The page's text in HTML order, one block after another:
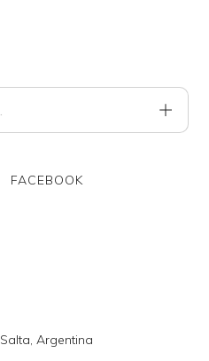
FACEBOOK
Argentina